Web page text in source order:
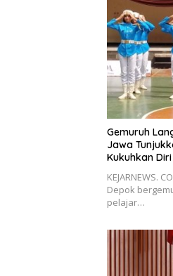
Gemuruh
Jawa
Kukuhkan
KEJARNEWS.
Depok
pelajar…